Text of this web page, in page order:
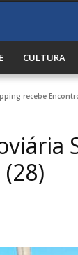
CULTURA
recebe